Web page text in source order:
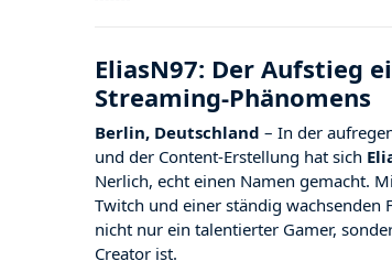
EliasN97: Der Aufstieg
Streaming-Phänomens
Berlin, Deutschland – In der
und der Content-Erstellung hat sich
Nerlich, echt einen Namen gemacht.
Twitch und einer ständig wachsenden
nicht nur ein talentierter Gamer,
Creator ist.